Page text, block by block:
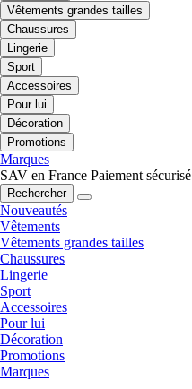
Vêtements grandes tailles
Chaussures
Lingerie
Sport
Accessoires
Pour lui
Décoration
Promotions
Marques
SAV en France Paiement sécurisé
Rechercher
Nouveautés
Vêtements
Vêtements grandes tailles
Chaussures
Lingerie
Sport
Accessoires
Pour lui
Décoration
Promotions
Marques